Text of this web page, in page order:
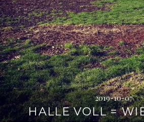
2019-10-07
HALLE VOLL =